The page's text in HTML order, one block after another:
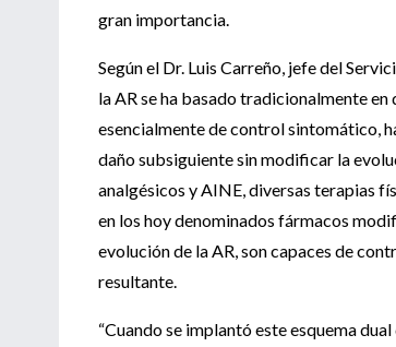
gran importancia.
Según el Dr. Luis Carreño, jefe del
la AR se ha basado tradicionalmente
esencialmente de control sintomático,
daño subsiguiente sin modificar la
analgésicos y AINE, diversas terapias
en los hoy denominados fármacos
evolución de la AR, son capaces de
resultante.
“Cuando se implantó este esquema